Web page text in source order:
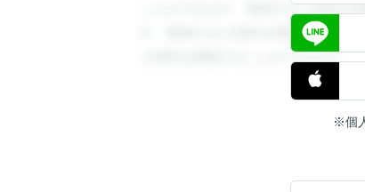
ことができます。登録すると回答を
す。登録すると回答を閲覧すること
と回答を閲覧することができます。
※個